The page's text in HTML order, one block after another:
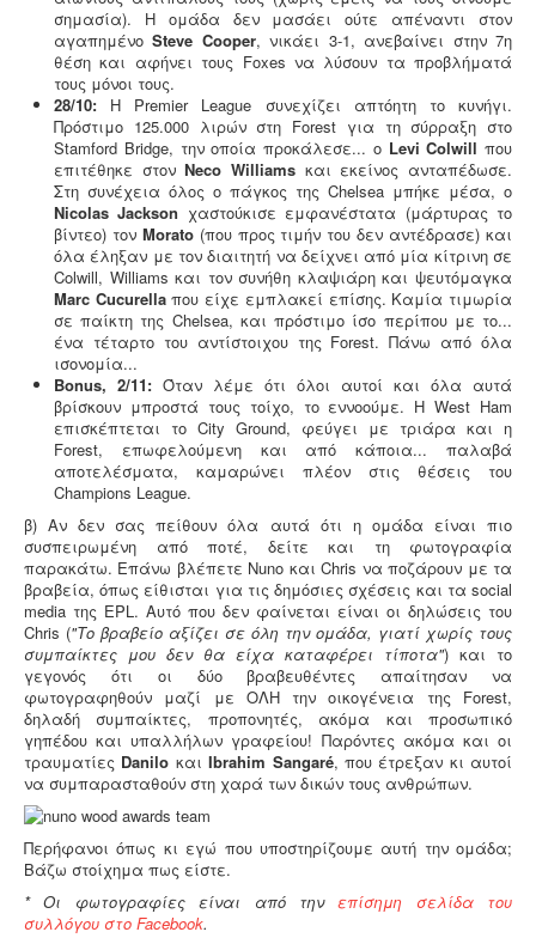
σημασία). Η ομάδα δεν μασάει ούτε απέναντι στον
αγαπημένοSteve Cooper, νικάει 3-1, ανεβαίνει στην 7η
θέση και αφήνει τους Foxes να λύσουν τα προβλήματά
τους μόνοι τους.
28/10: Η Premier League συνεχίζει απτόητη το κυνήγι.
Πρόστιμο 125.000 λιρών στη Forest για τη σύρραξη στο
Stamford Bridge, την οποία προκάλεσε... ο Levi Colwill που
επιτέθηκε στονNeco Williams και εκείνος ανταπέδωσε.
Στη συνέχεια όλος ο πάγκος της Chelsea μπήκε μέσα, ο
Nicolas Jackson χαστούκισε εμφανέστατα (μάρτυρας το
βίντεο) τον Morato(που προς τιμήν του δεν αντέδρασε) και
όλα έληξαν με τον διαιτητή να δείχνει από μία κίτρινη σε
Colwill, Williams και τον συνήθη κλαψιάρη και ψευτόμαγκα
Marc Cucurellaπου είχε εμπλακεί επίσης. Καμία τιμωρία
σε παίκτη της Chelsea, και πρόστιμο ίσο περίπου με το...
ένα τέταρτο του αντίστοιχου της Forest. Πάνω από όλα
ισονομία...
Bonus, 2/11: Όταν λέμε ότι όλοι αυτοί και όλα αυτά
βρίσκουν μπροστά τους τοίχο, το εννοούμε. Η West Ham
επισκέπτεται το City Ground, φεύγει με τριάρα και η
Forest, επωφελούμενη και από κάποια... παλαβά
αποτελέσματα, καμαρώνει πλέον στις θέσεις του
Champions League.
β) Αν δεν σας πείθουν όλα αυτά ότι η ομάδα είναι πιο
συσπειρωμένη από ποτέ, δείτε και τη φωτογραφία
παρακάτω. Επάνω βλέπετε Nuno και Chris να ποζάρουν με τα
βραβεία, όπως είθισται για τις δημόσιες σχέσεις και τα social
media της EPL. Αυτό που δεν φαίνεται είναι οι δηλώσεις του
Chris ("Το βραβείο αξίζει σε όλη την ομάδα, γιατί χωρίς τους
συμπαίκτες μου δεν θα είχα καταφέρει τίποτα") και το
γεγονός ότι οι δύο βραβευθέντες απαίτησαν να
φωτογραφηθούν μαζί με ΟΛΗ την οικογένεια της Forest,
δηλαδή συμπαίκτες, προπονητές, ακόμα και προσωπικό
γηπέδου και υπαλλήλων γραφείου! Παρόντες ακόμα και οι
τραυματίες Danilo καιIbrahim Sangaré, που έτρεξαν κι αυτοί
να συμπαρασταθούν στη χαρά των δικών τους ανθρώπων.
Περήφανοι όπως κι εγώ που υποστηρίζουμε αυτή την ομάδα;
Βάζω στοίχημα πως είστε.
* Οι φωτογραφίες είναι από τηνεπίσημη σελίδα του
συλλόγου στο Facebook.